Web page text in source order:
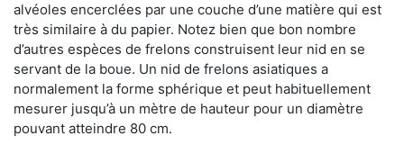
alvéoles encerclées par une couche d’une matière qui est
très similaire à du papier. Notez bien que bon nombre
d’autres espèces de frelons construisent leur nid en se
servant de la boue. Un nid de frelons asiatiques a
normalement la forme sphérique et peut habituellement
mesurer jusqu’à un mètre de hauteur pour un diamètre
pouvant atteindre 80 cm.